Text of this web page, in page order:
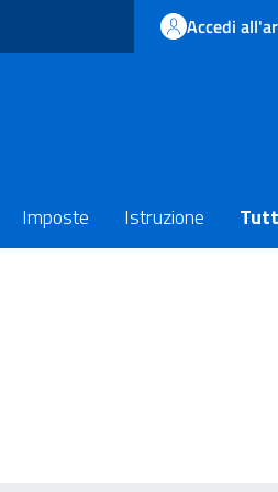
Accedi
Imposte Istruzione